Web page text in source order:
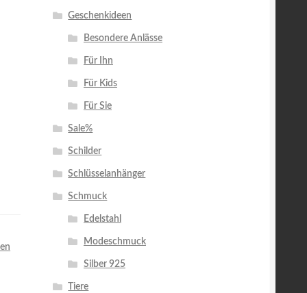
Geschenkideen
Besondere Anlässe
Für Ihn
Für Kids
Für Sie
Sale%
Schilder
Schlüsselanhänger
Schmuck
Edelstahl
Modeschmuck
Silber 925
Tiere